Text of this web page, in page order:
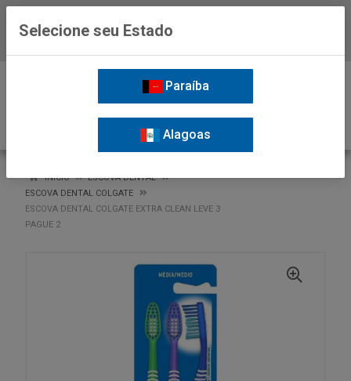
INÍCIO
ESCOVA DENTAL
ESCOVA DENTAL COLGATE
ESCOVA DENTAL COLGATE EXTRA CLEAN LEVE 3
PAGUE 2
Selecione seu Estado
Paraíba
Alagoas